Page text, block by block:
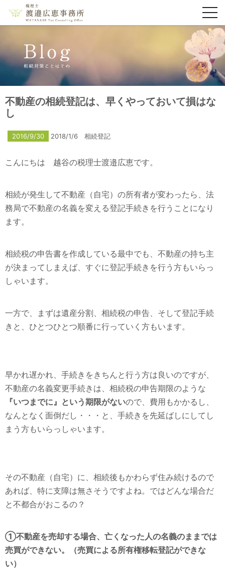
不動産の相続登記は、早くやっておいて損はな
し
2016/9/30 2018/1/6 相続登記
こんにちは 越谷の税理士渡邉広恵です。
相続が発生して不動産（自宅）の所有者が変わったら、法
務局で不動産の名義を変える登記手続きを行うことになり
ます。
相続税の申告書を作成している最中でも、不動産の持ち主
が決まってしまえば、すぐに登記手続きを行う方もいらっ
しゃいます。
一方で、まずは遺産分割、相続税の申告、そして登記手続
きと、ひとつひとつ順番に行っていく方もいます。
早かれ遅かれ、手続きをきちんと行う方は良いのですが、
不動産の名義変更手続きは、相続税の申告期限のような
『いつまでに』という期限がないので、費用もかかるし、
なんとなく面倒だし・・・と、手続きを先延ばしにしてし
まう方もいらっしゃいます。
その不動産（自宅）に、相続後もかわらず住み続けるので
あれば、特に支障は無さそうですよね。ではどんな場合だ
と不都合がおこるの？
①不動産を売却する場合、亡くなった人の名義のままでは
売買ができない。（売買による所有権移転登記ができな
い）